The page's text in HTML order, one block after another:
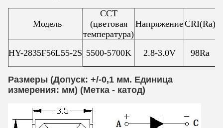
Модель
CCT
(цветовая
температура)
НапряжениеCRI(Ra)
HY-2835F56L55-2S 5500-5700K 2.8-3.0V 98Ra
Размеры (Допуск: +/-0,1 мм. Единица
измерения: мм) (Метка - катод)